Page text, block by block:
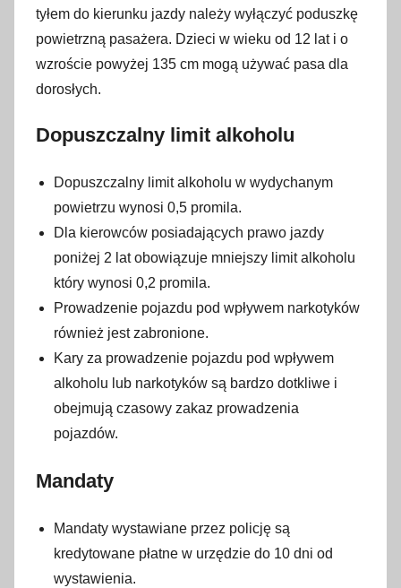
tyłem do kierunku jazdy należy wyłączyć poduszkę
powietrzną pasażera. Dzieci w wieku od 12 lat i o
wzroście powyżej 135 cm mogą używać pasa dla
dorosłych.
Dopuszczalny limit alkoholu
Dopuszczalny limit alkoholu w wydychanym
powietrzu wynosi 0,5 promila.
Dla kierowców posiadających prawo jazdy
poniżej 2 lat obowiązuje mniejszy limit alkoholu
który wynosi 0,2 promila.
Prowadzenie pojazdu pod wpływem narkotyków
również jest zabronione.
Kary za prowadzenie pojazdu pod wpływem
alkoholu lub narkotyków są bardzo dotkliwe i
obejmują czasowy zakaz prowadzenia
pojazdów.
Mandaty
Mandaty wystawiane przez policję są
kredytowane płatne w urzędzie do 10 dni od
wystawienia.